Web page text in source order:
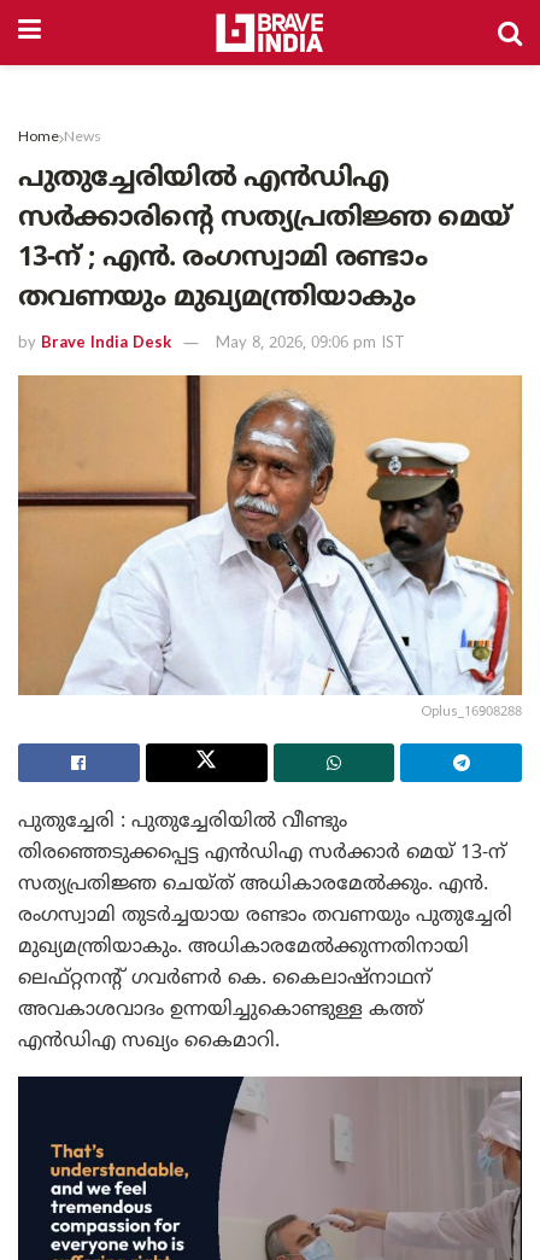
Home News
പുതുച്ചേരിയിൽ എൻഡിഎ
സർക്കാരിന്റെ സത്യപ്രതിജ്ഞ മെയ്
13-ന് ; എൻ. രംഗസ്വാമി രണ്ടാം
തവണയും മുഖ്യമന്ത്രിയാകും
by Brave India Desk May 8, 2026, 09:06 pm IST
Oplus_16908288
പുതുച്ചേരി : പുതുച്ചേരിയിൽ വീണ്ടും
തിരഞ്ഞെടുക്കപ്പെട്ട എൻഡിഎ സർക്കാർ മെയ് 13-ന്
സത്യപ്രതിജ്ഞ ചെയ്ത് അധികാരമേൽക്കും. എൻ.
രംഗസ്വാമി തുടർച്ചയായ രണ്ടാം തവണയും പുതുച്ചേരി
മുഖ്യമന്ത്രിയാകും. അധികാരമേൽക്കുന്നതിനായി
ലെഫ്റ്റനന്റ് ഗവർണർ കെ. കൈലാഷ്നാഥന്
അവകാശവാദം ഉന്നയിച്ചുകൊണ്ടുള്ള കത്ത്
എൻഡിഎ സഖ്യം കൈമാറി.